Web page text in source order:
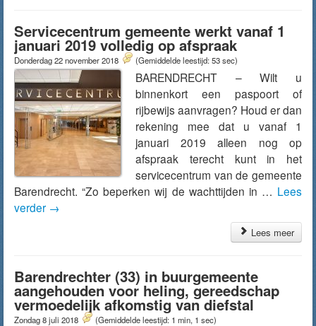
Servicecentrum gemeente werkt vanaf 1
januari 2019 volledig op afspraak
Donderdag 22 november 2018 (Gemiddelde leestijd: 53 sec)
BARENDRECHT – Wilt u
binnenkort een paspoort of
rijbewijs aanvragen? Houd er dan
rekening mee dat u vanaf 1
januari 2019 alleen nog op
afspraak terecht kunt in het
servicecentrum van de gemeente
Barendrecht. “Zo beperken wij de wachttijden in … Lees
verder →
Lees meer
Barendrechter (33) in buurgemeente
aangehouden voor heling, gereedschap
vermoedelijk afkomstig van diefstal
Zondag 8 juli 2018 (Gemiddelde leestijd: 1 min, 1 sec)